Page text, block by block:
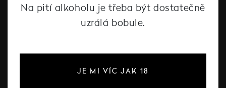
#dcntjelaska
Na pití alkoholu je třeba být dostatečně
uzrálá bobule.
JE MI VÍC JAK 18